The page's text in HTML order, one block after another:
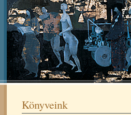
Könyveink